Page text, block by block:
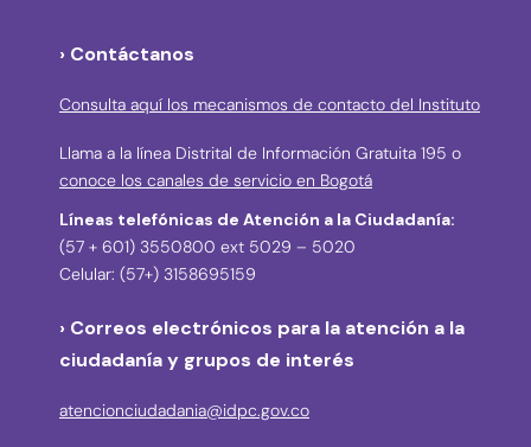
› Contáctanos
Consulta aquí los mecanismos de contacto del Instituto
Llama a la línea Distrital de Información Gratuita 195 o
conoce los canales de servicio en Bogotá
Líneas telefónicas de Atención a la Ciudadanía:
(57 + 601) 3550800 ext 5029 – 5020
Celular: (57+) 3158695159
› Correos electrónicos para la atención a la
ciudadanía y grupos de interés
atencionciudadania@idpc.gov.co